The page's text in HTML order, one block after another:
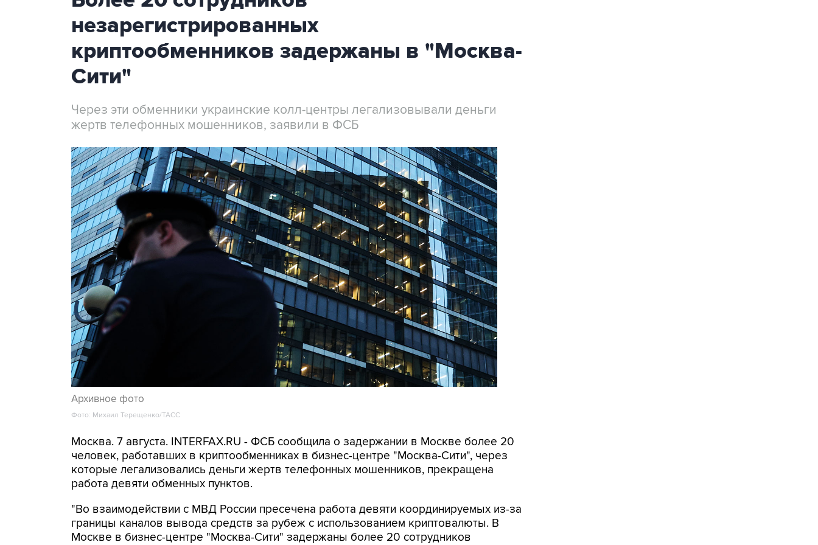
незарегистрированных
криптообменников задержаны в "Москва-
Сити"
Через эти обменники украинские колл-центры легализовывали деньги
жертв телефонных мошенников, заявили в ФСБ
Архивное фото
Фото: Михаил Терещенко/ТАСС
Москва. 7 августа. INTERFAX.RU - ФСБ сообщила о задержании в Москве более 20
человек, работавших в криптообменниках в бизнес-центре "Москва-Сити", через
которые легализовались деньги жертв телефонных мошенников, прекращена
работа девяти обменных пунктов.
"Во взаимодействии с МВД России пресечена работа девяти координируемых из-за
границы каналов вывода средств за рубеж с использованием криптовалюты. В
Москве в бизнес-центре "Москва-Сити" задержаны более 20 сотрудников